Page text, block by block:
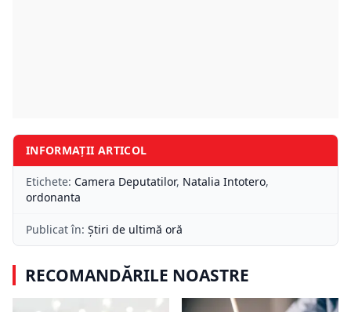
INFORMAȚII ARTICOL
Etichete: Camera Deputatilor, Natalia Intotero,
ordonanta
Publicat în: Știri de ultimă oră
RECOMANDĂRILE NOASTRE